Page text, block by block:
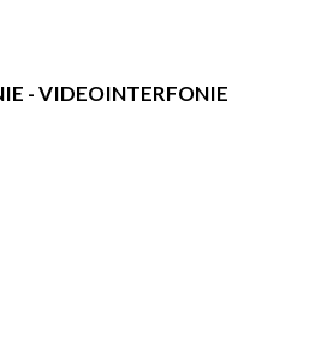
- VIDEOINTERFONIE